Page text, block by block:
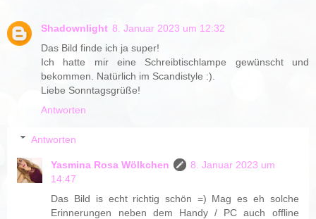
Shadownlight 8. Januar 2023 um 12:32
Das Bild finde ich ja super!
Ich hatte mir eine Schreibtischlampe gewünscht und
bekommen. Natürlich im Scandistyle :).
Liebe Sonntagsgrüße!
Antworten
Antworten
Yasmina Rosa Wölkchen
8. Januar 2023 um
14:47
Das Bild is echt richtig schön =) Mag es eh solche
Erinnerungen neben dem Handy / PC auch offline